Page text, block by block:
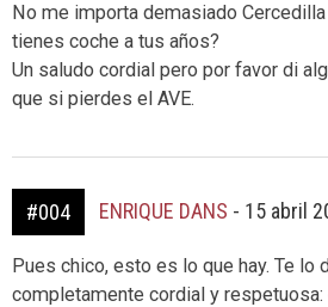
No me importa demasiado Cercedilla
tienes coche a tus años?
Un saludo cordial pero por favor di
que si pierdes el AVE.
#004 ENRIQUE DANS - 15 abril
Pues chico, esto es lo que hay. Te lo
completamente cordial y